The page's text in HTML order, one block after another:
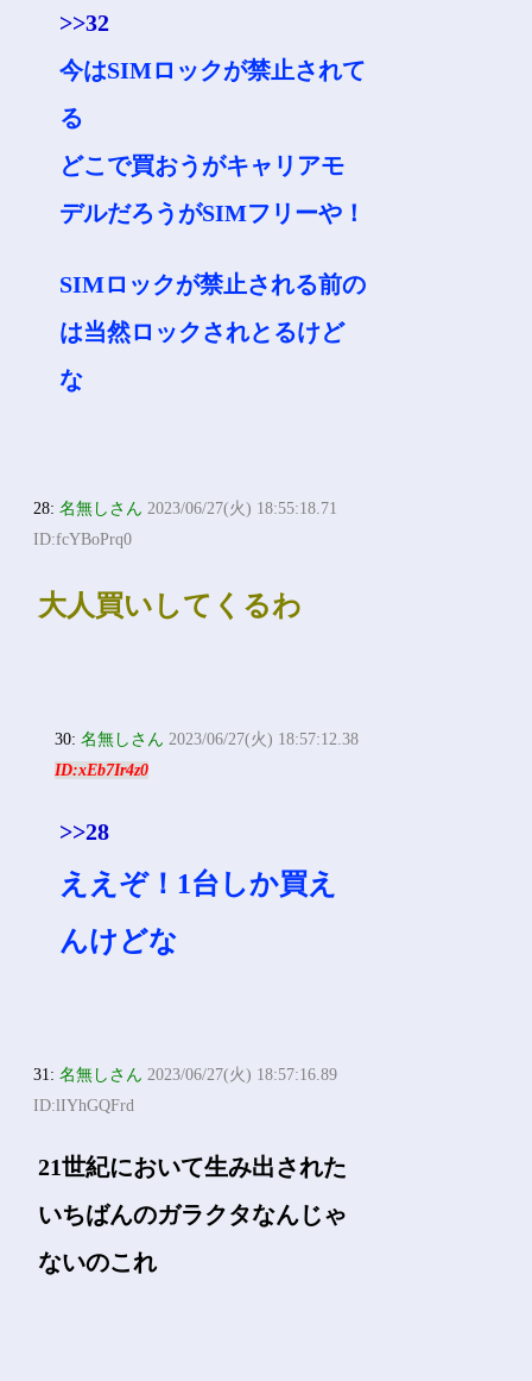
>>32
今はSIMロックが禁止されて
る
どこで買おうがキャリアモ
デルだろうがSIMフリーや！
SIMロックが禁止される前の
は当然ロックされとるけど
な
28:名無しさん 2023/06/27(火) 18:55:18.71
ID:fcYBoPrq0
大人買いしてくるわ
30:名無しさん 2023/06/27(火) 18:57:12.38
ID:xEb7Ir4z0
>>28
ええぞ！1台しか買え
んけどな
31:名無しさん 2023/06/27(火) 18:57:16.89
ID:lIYhGQFrd
21世紀において生み出された
いちばんのガラクタなんじゃ
ないのこれ